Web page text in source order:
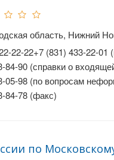
область, Нижний
22-22+7 (831) 433-22-01
84-90 (справки о
05-98 (по вопросам
84-78 (факс)
по